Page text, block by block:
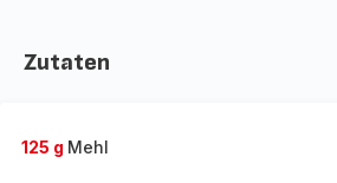
Zutaten
125 g Mehl